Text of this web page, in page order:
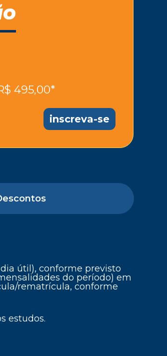
495,00*
inscreva-se
útil), conforme previsto
do período) em
rematrícula, conforme
estudos.